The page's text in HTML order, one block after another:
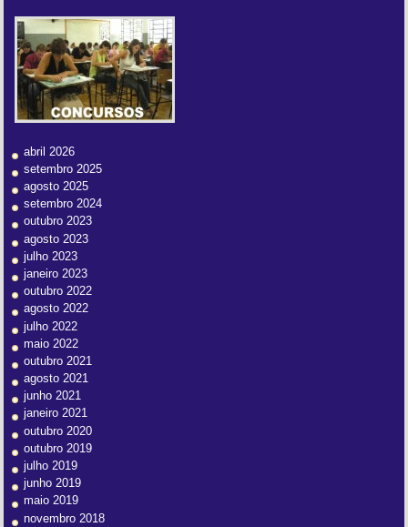
abril 2026
setembro 2025
agosto 2025
setembro 2024
outubro 2023
agosto 2023
julho 2023
janeiro 2023
outubro 2022
agosto 2022
julho 2022
maio 2022
outubro 2021
agosto 2021
junho 2021
janeiro 2021
outubro 2020
outubro 2019
julho 2019
junho 2019
maio 2019
novembro 2018